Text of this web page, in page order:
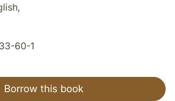
60-1
Borrow this book